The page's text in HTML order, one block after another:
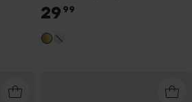
armband odila
29 99